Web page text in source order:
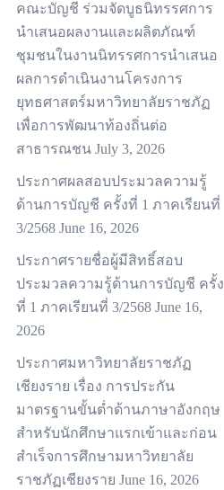
คณะบัญชี ร่วมจัดบูธนิทรรศการ
นำเสนอผลงานและผลิตภัณฑ์
ชุมชนในงานนิทรรศการนำเสนอ
ผลการดำเนินงานโครงการ
ยุทธศาสตร์มหาวิทยาลัยราชภัฏ
เพื่อการพัฒนาท้องถิ่นต่อ
สาธารณชน July 3, 2026
ประกาศผลสอบประมวลความรู้
ด้านการบัญชี ครั้งที่ 1 ภาคเรียนที่
3/2568 June 16, 2026
ประกาศรายชื่อผู้มีสิทธิ์สอบ
ประมวลความรู้ด้านการบัญชี ครั้ง
ที่ 1 ภาคเรียนที่ 3/2568 June 16,
2026
ประกาศมหาวิทยาลัยราชภัฏ
เชียงราย เรื่อง การประกัน
มาตรฐานขั้นต่ำด้านภาษาอังกฤษ
สำหรับนักศึกษาแรกเข้าและก่อน
สำเร็จการศึกษามหาวิทยาลัย
ราชภัฏเชียงราย June 16, 2026